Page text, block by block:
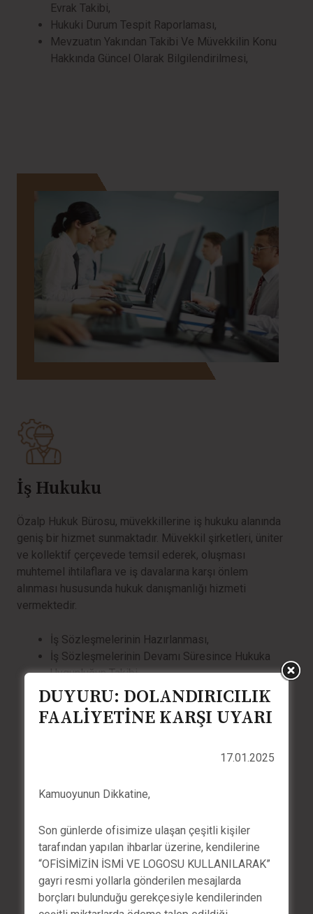
Evrak Takibi,
Hukuki Durum Tespit Raporlaması,
Mevzuatın Yakından Takibi Ve Müvekkilin Konu
Hakkında Güncel Olarak Bilgilendirilmesi,
İş Hukuku
Özalp Hukuk Bürosu, müvekkillerine iş hukuku alanında
geniş bir hizmet sunmaktadır. Müvekkil şirketleri, üniter
ve kollektif çerçevede temsil ederek, oluşması
muhtemel ihtilaflara ve iş davalarına karşı önlem
alınması hususunda hukuk danışmanlığı hizmeti
vermektedir.
İş Sözleşmelerinin Hazırlanması,
İş Sözleşmelerinin Devamı Süresince Hukuka
Uygunluğun Takibi,
İş Davaları ve İş Kazaları ile Meslek
Hastalıklarına Karşı Alınacak Önlem ve
Uygulamalar,
Toplu İş Sözleşmeleri.
DUYURU: DOLANDIRICILIK
FAALİYETİNE KARŞI UYARI
17.01.2025
Kamuoyunun Dikkatine,
Son günlerde ofisimize ulaşan çeşitli kişiler
tarafından yapılan ihbarlar üzerine, kendilerine
“OFİSİMİZİN İSMİ VE LOGOSU KULLANILARAK”
gayri resmi yollarla gönderilen mesajlarda
borçları bulunduğu gerekçesiyle kendilerinden